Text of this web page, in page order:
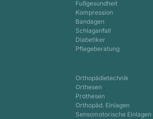
Fußgesundheit
Kompression
Bandagen
Schlaganfall
Diabetiker
Pflegeberatung
Orthopädietechnik
Orthesen
Prothesen
Orthopäd. Einlagen
Sensomotorische Einlagen